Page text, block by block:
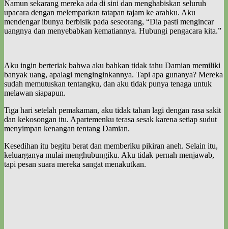
Namun sekarang mereka ada di sini dan menghabiskan seluruh
upacara dengan melemparkan tatapan tajam ke arahku. Aku
mendengar ibunya berbisik pada seseorang, “Dia pasti mengincar
uangnya dan menyebabkan kematiannya. Hubungi pengacara kita.”
Aku ingin berteriak bahwa aku bahkan tidak tahu Damian memiliki
banyak uang, apalagi menginginkannya. Tapi apa gunanya? Mereka
sudah memutuskan tentangku, dan aku tidak punya tenaga untuk
melawan siapapun.
Tiga hari setelah pemakaman, aku tidak tahan lagi dengan rasa sakit
dan kekosongan itu. Apartemenku terasa sesak karena setiap sudut
menyimpan kenangan tentang Damian.
Kesedihan itu begitu berat dan memberiku pikiran aneh. Selain itu,
keluarganya mulai menghubungiku. Aku tidak pernah menjawab,
tapi pesan suara mereka sangat menakutkan.